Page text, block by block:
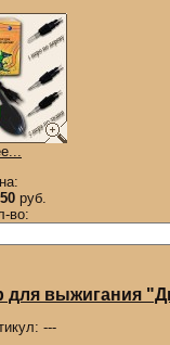
руб.
во:
для выжигания
---